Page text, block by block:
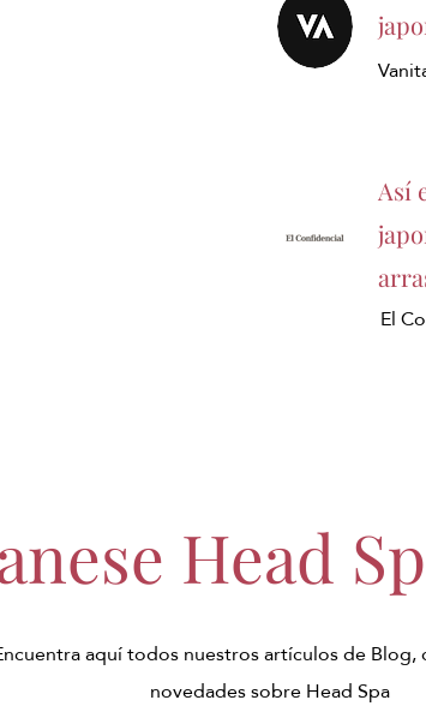
Así
El
Head
aquí todos nuestros artículos de Blog,
novedades sobre Head Spa